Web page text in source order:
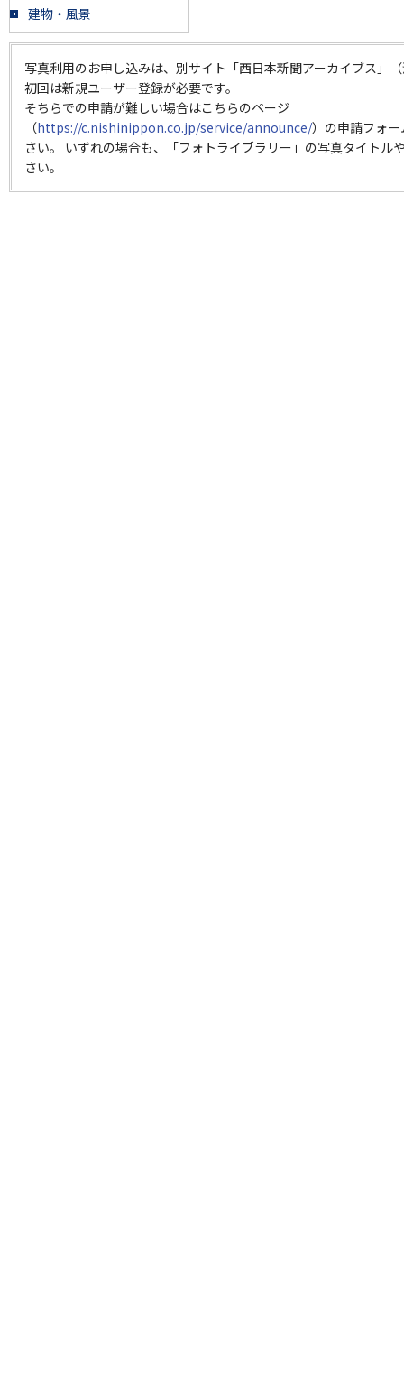
建物・風景
写真利用のお申し込みは、別サイト「西日本新聞アーカイブス」
初回は新規ユーザー登録が必要です。
そちらでの申請が難しい場合はこちらのページ
（https://c.nishinippon.co.jp/service/announce/）の申請フォ
さい。 いずれの場合も、「フォトライブラリー」の写真タイトル
さい。